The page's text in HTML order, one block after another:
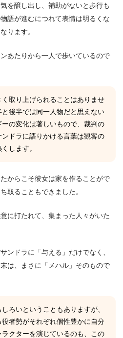
を醸し出し、補助がないと歩行も
語が進むにつれて表情は明るくな
ります。
あたりから一人で歩いているので
く取り上げられることはありませ
と後半では同一人物だと思えない
ーの変化は著しいもので、裁判の
ンドラに語りかける言葉は観客の
します。
からこそ彼女は家を作ることがで
取ることもできました。
に打たれて、集まった人々がいた
ンドラに「与える」だけでなく、
は、まさに「メハル」そのもので
ろいということもありますが、
役者勢がそれぞれ個性豊かに自分
ラクターを演じているのも、この